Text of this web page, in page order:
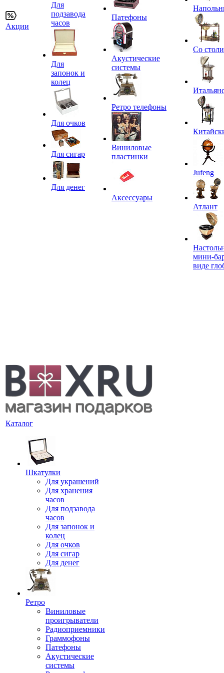
Акции
Для
подзавода
часов
Для
запонок и
колец
Для очков
Для сигар
Для денег
Патефоны
Акустические
системы
Ретро телефоны
Виниловые
пластинки
Аксессуары
Со
Jufeng
Атлант
мини-
виде
Каталог
Шкатулки
Для украшений
Для хранения
часов
Для подзавода
часов
Для запонок и
колец
Для очков
Для сигар
Для денег
Ретро
Виниловые
проигрыватели
Радиоприемники
Граммофоны
Патефоны
Акустические
системы